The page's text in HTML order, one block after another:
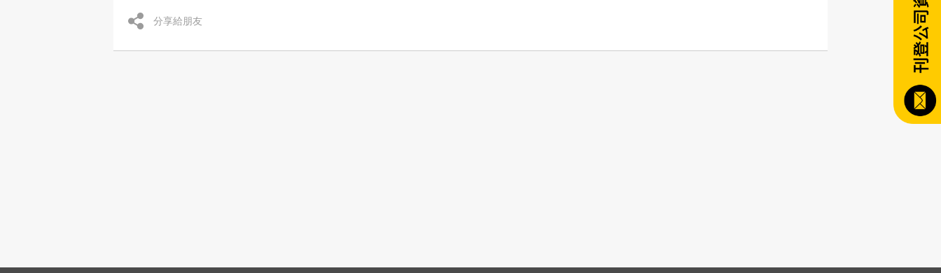
分享給朋友